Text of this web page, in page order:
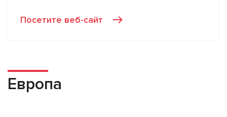
Посетите веб-сайт
Европа